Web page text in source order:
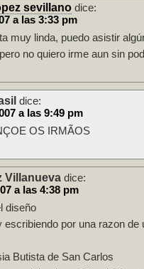
sevillano dice:
a las 3:33 pm
muy linda, puedo asistir
no quiero irme aun sin
dice:
a las 9:49 pm
OS IRMÃOS
Villanueva dice:
a las 4:38 pm
diseño
por una razon de
Butista de San Carlos